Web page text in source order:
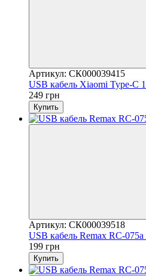
Артикул: СК000039415
USB кабель Xiaomi Type-C
249 грн
Купить
Артикул: СК000039518
USB кабель Remax RC-
199 грн
Купить